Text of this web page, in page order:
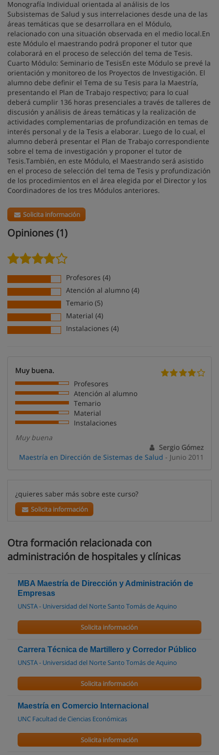
Monografía Individual orientada al análisis de los
Subsistemas de Salud y sus interrelaciones desde una de las
áreas temáticas que se desarrollara en el Módulo,
relacionado con una situación observada en el medio local.En
este Módulo el maestrando podrá proponer el tutor que
colaborará en el proceso de selección del tema de Tesis.
Cuarto Módulo: Seminario de TesisEn este Módulo se prevé la
orientación y monitoreo de los Proyectos de Investigación. El
alumno debe definir el Tema de su Tesis para la Maestría,
presentando el Plan de Trabajo respectivo; para lo cual
deberá cumplir 136 horas presenciales a través de talleres de
discusión y análisis de áreas temáticas y la realización de
actividades complementarias de profundización en temas de
interés personal y de la Tesis a elaborar. Luego de lo cual, el
alumno deberá presentar el Plan de Trabajo correspondiente
sobre el tema de investigación y proponer el tutor de
Tesis.También, en este Módulo, el Maestrando será asistido
en el proceso de selección del tema de Tesis y profundización
de los procedimientos en el área elegida por el Director y los
Coordinadores de los tres Módulos anteriores.
Solicita información
Opiniones (1)
Profesores (4)
Atención al alumno (4)
Temario (5)
Material (4)
Instalaciones (4)
Muy buena.
Profesores
Atención al alumno
Temario
Material
Instalaciones
Muy buena
Sergio Gómez
Maestría en Dirección de Sistemas de Salud - Junio 2011
¿quieres saber más sobre este curso?
Solicita información
Otra formación relacionada con
administración de hospitales y clínicas
MBA Maestría de Dirección y Administración de
Empresas
UNSTA - Universidad del Norte Santo Tomás de Aquino
Solicita información
Carrera Técnica de Martillero y Corredor Público
UNSTA - Universidad del Norte Santo Tomás de Aquino
Solicita información
Maestría en Comercio Internacional
UNC Facultad de Ciencias Económicas
Solicita información